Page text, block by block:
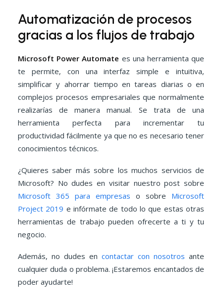
Automatización de procesos
gracias a los flujos de trabajo
Microsoft Power Automate es una herramienta que
te permite, con una interfaz simple e intuitiva,
simplificar y ahorrar tiempo en tareas diarias o en
complejos procesos empresariales que normalmente
realizarías de manera manual. Se trata de una
herramienta perfecta para incrementar tu
productividad fácilmente ya que no es necesario tener
conocimientos técnicos.
¿Quieres saber más sobre los muchos servicios de
Microsoft? No dudes en visitar nuestro post sobre
Microsoft 365 para empresas o sobre Microsoft
Project 2019 e infórmate de todo lo que estas otras
herramientas de trabajo pueden ofrecerte a ti y tu
negocio.
Además, no dudes en contactar con nosotros ante
cualquier duda o problema. ¡Estaremos encantados de
poder ayudarte!